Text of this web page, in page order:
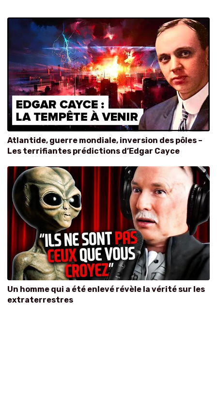
Atlantide, guerre mondiale, inversion des pôles –
Les terrifiantes prédictions d’Edgar Cayce
Un homme qui a été enlevé révèle la vérité sur les
extraterrestres